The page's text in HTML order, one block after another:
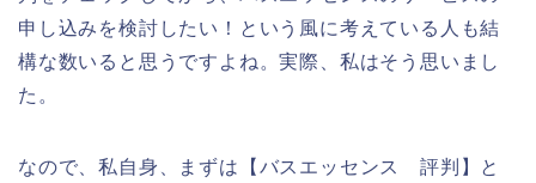
申し込みを検討したい！という風に考えている人も結
構な数いると思うですよね。実際、私はそう思いまし
た。
なので、私自身、まずは【バスエッセンス 評判】と